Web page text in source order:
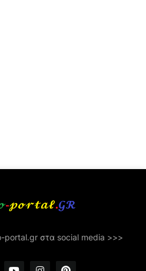
portal.gr στα social media >>>